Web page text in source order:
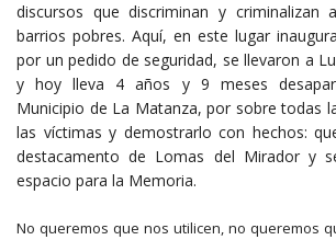
discursos que discriminan y criminalizan
barrios pobres. Aquí, en este lugar
por un pedido de seguridad, se llevaron a
y hoy lleva 4 años y 9 meses
Municipio de La Matanza, por sobre todas
las víctimas y demostrarlo con hechos:
destacamento de Lomas del Mirador y
espacio para la Memoria.
No queremos que nos utilicen, no queremos